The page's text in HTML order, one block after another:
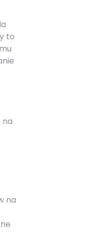
to
na
na